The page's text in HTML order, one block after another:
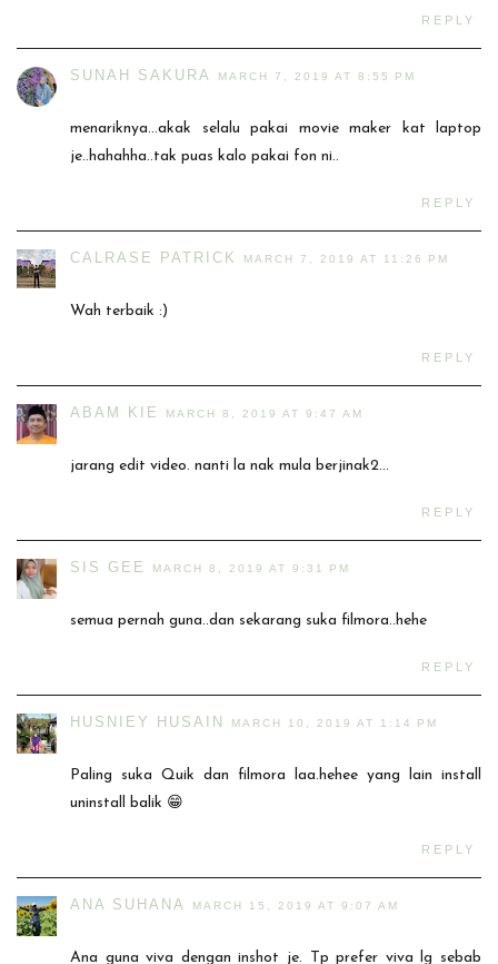
REPLY
SUNAH SAKURA MARCH 7, 2019 AT 8:55 PM
menariknya...akak selalu pakai movie maker kat laptop
je..hahahha..tak puas kalo pakai fon ni..
REPLY
CALRASE PATRICK MARCH 7, 2019 AT 11:26 PM
Wah terbaik :)
REPLY
ABAM KIE MARCH 8, 2019 AT 9:47 AM
jarang edit video. nanti la nak mula berjinak2...
REPLY
SIS GEE MARCH 8, 2019 AT 9:31 PM
semua pernah guna..dan sekarang suka filmora..hehe
REPLY
HUSNIEY HUSAIN MARCH 10, 2019 AT 1:14 PM
Paling suka Quik dan filmora laa.hehee yang lain install
uninstall balik 😁
REPLY
ANA SUHANA MARCH 15, 2019 AT 9:07 AM
Ana guna viva dengan inshot je. Tp prefer viva lg sebab